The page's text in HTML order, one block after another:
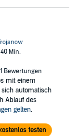
Min.
Bewertungen
mit einem
sich automatisch
Ablauf des
gelten.
testen